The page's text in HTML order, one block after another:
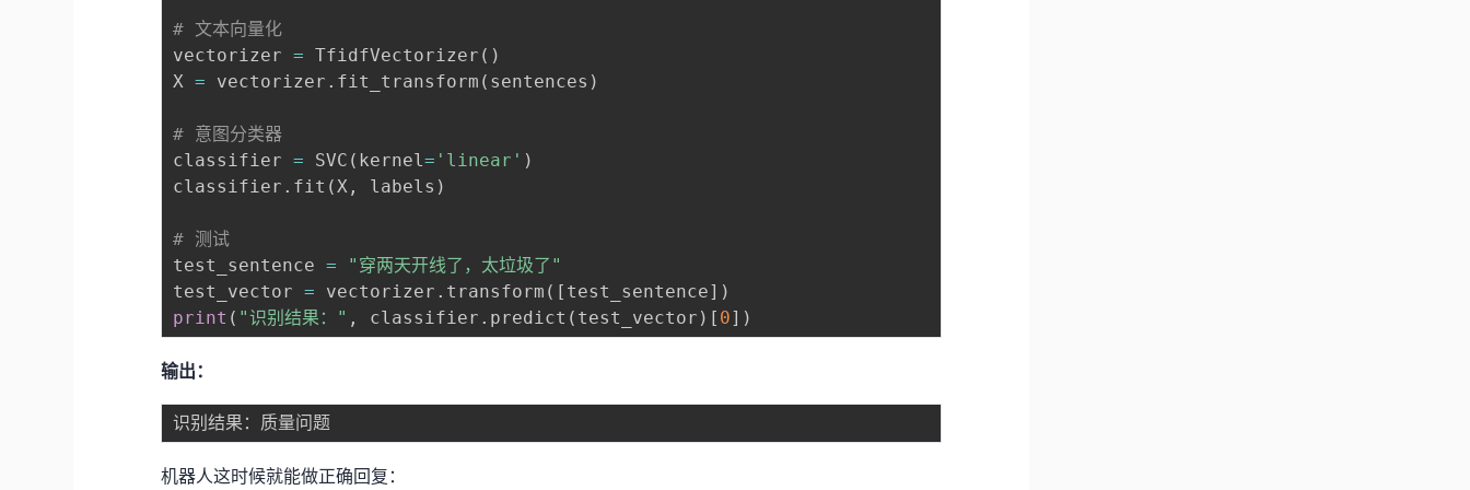
# 文本向量化
vectorizer = TfidfVectorizer ( )
X = vectorizer . fit_transform ( sentences )
# 意图分类器
classifier = SVC ( kernel= 'linear' )
classifier . fit (X , labels )
# 测试
test_sentence =
"穿两天开线了，太垃圾了"
test_vector = vectorizer . transform ( [ test_sentence] )
print ( "识别结果：" , classifier . predict ( test_vector ) [ 0] )
输出：
机器人这时候就能做正确回复：